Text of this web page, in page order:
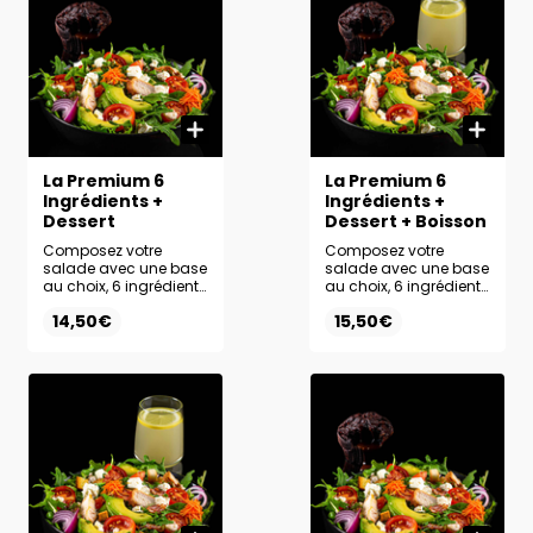
La Premium 6
Ingrédients +
Dessert
Composez votre
salade avec une base
au choix, 6 ingrédients
votre choix. Ajoutez le
sucrée parfaitement
14,50€
La Premium 6
Ingrédients +
Dessert + Boisson
Composez votre
salade avec une base
au choix, 6 ingrédients
votre choix. Profitez
boisson au choix.
15,50€